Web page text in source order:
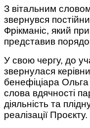
З вітальним
звернувся
Фрікманіс, який
представив
У свою чергу, до
звернулася
бенефіціара
слова вдячності
діяльність та
реалізації Проєкту.